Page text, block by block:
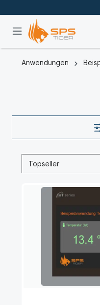
Anwendungen